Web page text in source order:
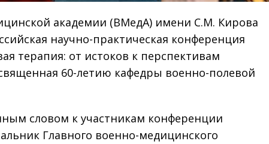
академии (ВМедА) имени С.М. Кирова
научно-практическая конференция
терапия: от истоков к перспективам
60-летию кафедры военно-полевой
словом к участникам конференции
Главного военно-медицинского